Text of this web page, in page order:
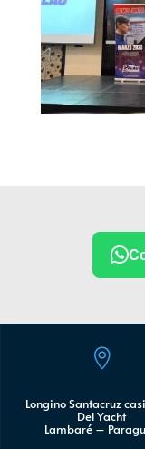

Longino Santacruz
Del Yacht
Lambaré –